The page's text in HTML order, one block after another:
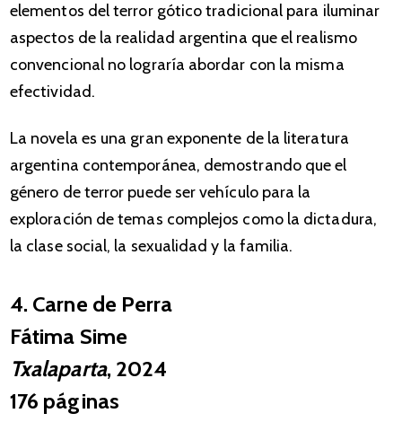
elementos del terror gótico tradicional para iluminar
aspectos de la realidad argentina que el realismo
convencional no lograría abordar con la misma
efectividad.
La novela es una gran exponente de la literatura
argentina contemporánea, demostrando que el
género de terror puede ser vehículo para la
exploración de temas complejos como la dictadura,
la clase social, la sexualidad y la familia.
4. Carne de Perra
Fátima Sime
Txalaparta, 2024
176 páginas